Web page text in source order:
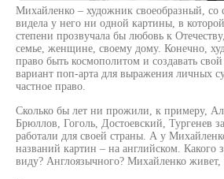
Михайленко – художник своеобразный,
видела у него ни одной картины, в
степени прозвучала бы любовь к
семье, женщине, своему дому. Конечно,
право быть космополитом и создавать
вариант поп-арта для выражения личных
частное право.
Сколько бы лет ни прожили, к примеру,
Брюллов, Гоголь, Достоевский, Тургенев
работали для своей страны. А у
названий картин – на английском. Какого
виду? Англоязычного? Михайленко живет,